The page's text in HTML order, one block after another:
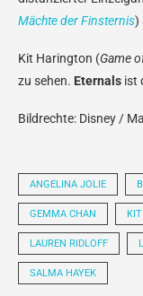
Mächte der Finsternis)
Kit Harington (Game
zu sehen. Eternals ist
Bildrechte: Disney /
ANGELINA JOLIE
GEMMA CHAN
LAUREN RIDLOFF
SALMA HAYEK